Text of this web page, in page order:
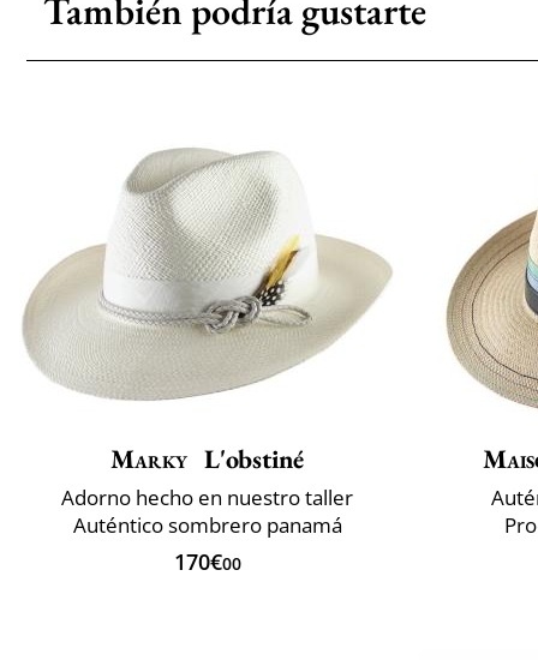
También podría gustarte
Marky L'obstiné
Adorno hecho en nuestro taller
Auténtico sombrero panamá
170€00